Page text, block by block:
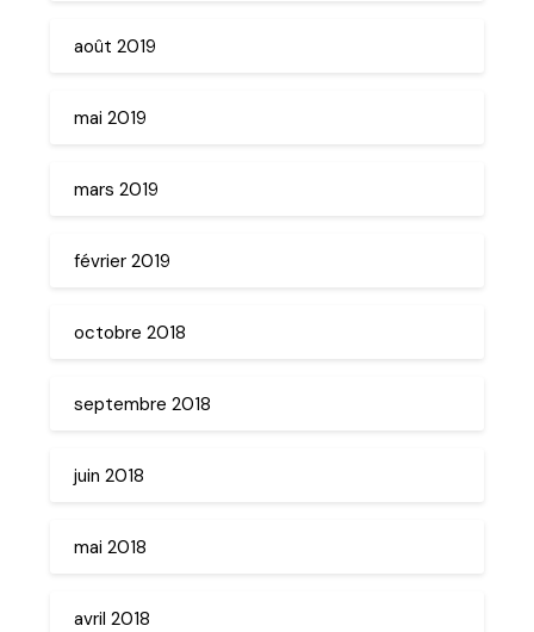
août 2019
mai 2019
mars 2019
février 2019
octobre 2018
septembre 2018
juin 2018
mai 2018
avril 2018